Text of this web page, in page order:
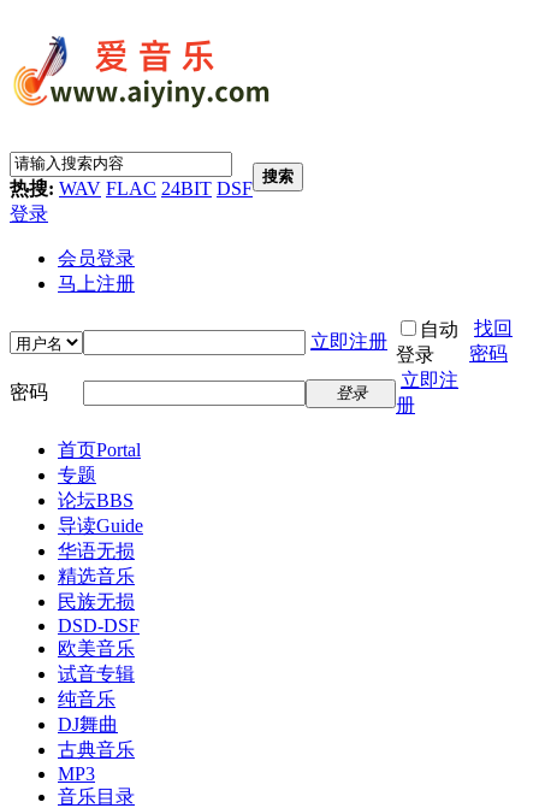
热搜: WAV FLAC 24BIT DSF
搜索
登录
会员登录
马上注册
立即注册
自动
登录
找回
密码
密码
登录
立即注
册
首页Portal
专题
论坛BBS
导读Guide
华语无损
精选音乐
民族无损
DSD-DSF
欧美音乐
试音专辑
纯音乐
DJ舞曲
古典音乐
MP3
音乐目录